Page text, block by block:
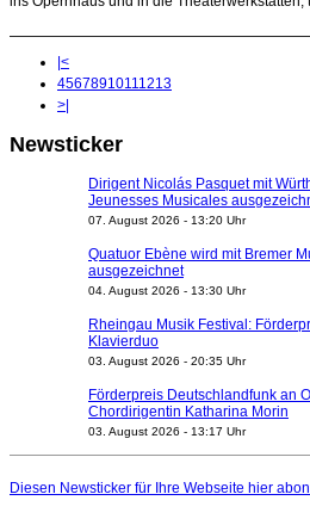
|<
4567891011 1213
>|
Newsticker
Dirigent Nicolás Pasquet mit
Jeunesses Musicales
07. August 2026 - 13:20 Uhr
Quatuor Ebène wird mit Bremer
ausgezeichnet
04. August 2026 - 13:30 Uhr
Rheingau Musik Festival:
Klavierduo
03. August 2026 - 20:35 Uhr
Förderpreis Deutschlandfunk an
Chordirigentin Katharina Morin
03. August 2026 - 13:17 Uhr
startet
Diesen Newsticker für Ihre Webseite hier